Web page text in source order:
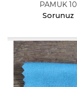
PAMUK 10
Sorunuz